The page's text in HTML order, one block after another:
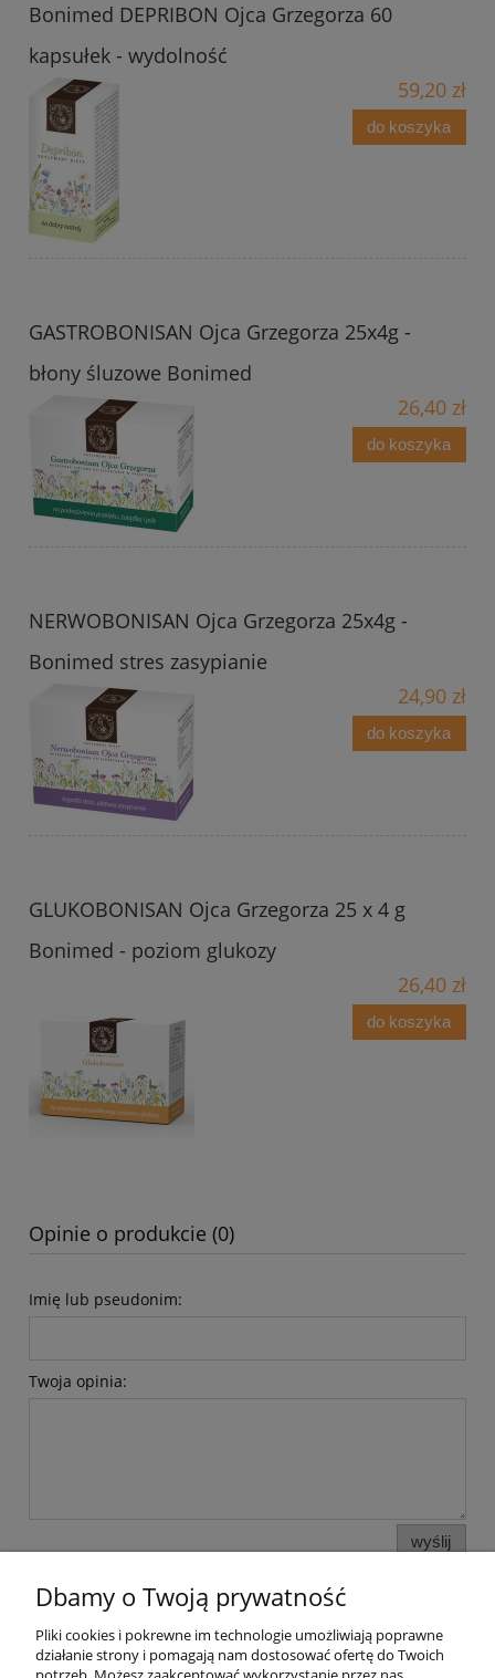
Bonimed DEPRIBON Ojca Grzegorza 60
kapsułek - wydolność
59,20 zł
do koszyka
GASTROBONISAN Ojca Grzegorza 25x4g -
błony śluzowe Bonimed
26,40 zł
do koszyka
NERWOBONISAN Ojca Grzegorza 25x4g -
Bonimed stres zasypianie
24,90 zł
do koszyka
GLUKOBONISAN Ojca Grzegorza 25 x 4 g
Bonimed - poziom glukozy
26,40 zł
do koszyka
Opinie o produkcie (0)
Imię lub pseudonim:
Twoja opinia:
wyślij
Pomoc
Dbamy o Twoją prywatność
Pliki cookies i pokrewne im technologie umożliwiają poprawne
działanie strony i pomagają nam dostosować ofertę do Twoich